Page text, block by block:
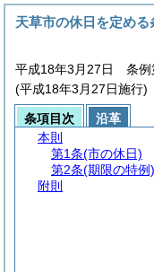
天草市の休日を定める
平成18年3月27日 条例
(平成18年3月27日施行)
条項目次
沿革
本則
第1条(市の休日)
第2条(期限の特例)
附則